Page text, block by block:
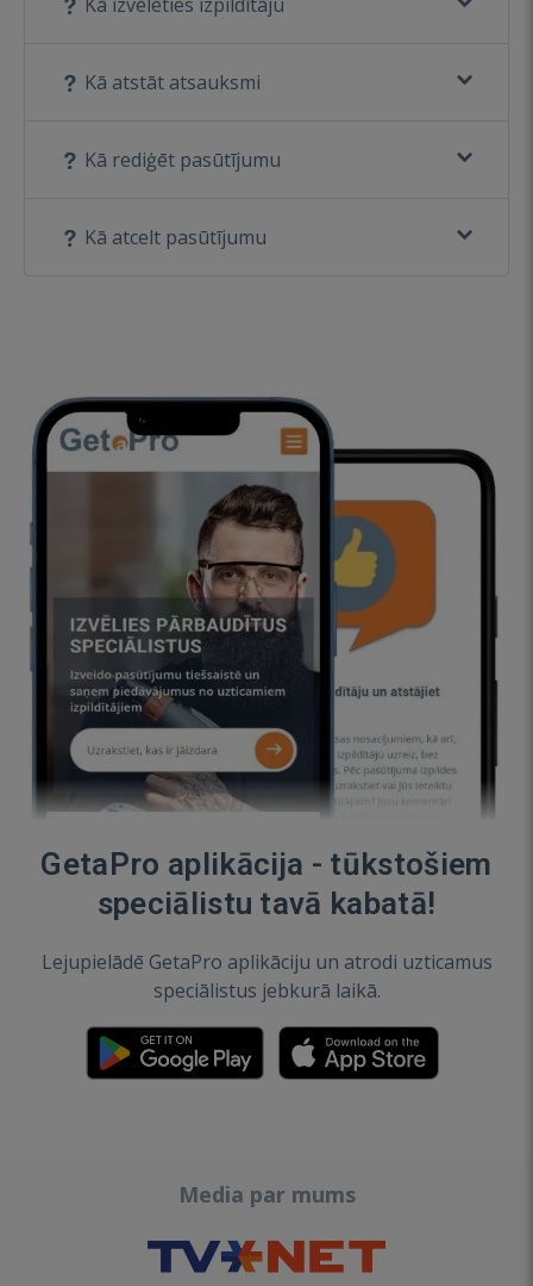
Kā atstāt atsauksmi
Kā rediģēt pasūtījumu
Kā atcelt pasūtījumu
GetaPro aplikācija - tūkstošiem
speciālistu tavā kabatā!
Lejupielādē GetaPro aplikāciju un atrodi uzticamus
speciālistus jebkurā laikā.
Media par mums